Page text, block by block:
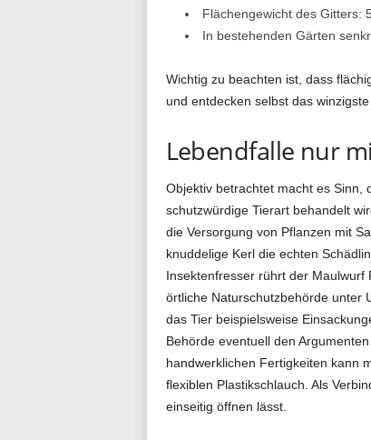
Flächengewicht des Gitters:
In bestehenden Gärten
Wichtig zu beachten ist, dass
und entdecken selbst das winzigste
Lebendfalle nur
Objektiv betrachtet macht es Sinn,
schutzwürdige Tierart behandelt
die Versorgung von Pflanzen mit
knuddelige Kerl die echten
Insektenfresser rührt der Maulwurf
örtliche Naturschutzbehörde unter
das Tier beispielsweise
Behörde eventuell den
handwerklichen Fertigkeiten kann
flexiblen Plastikschlauch. Als
einseitig öffnen lässt.